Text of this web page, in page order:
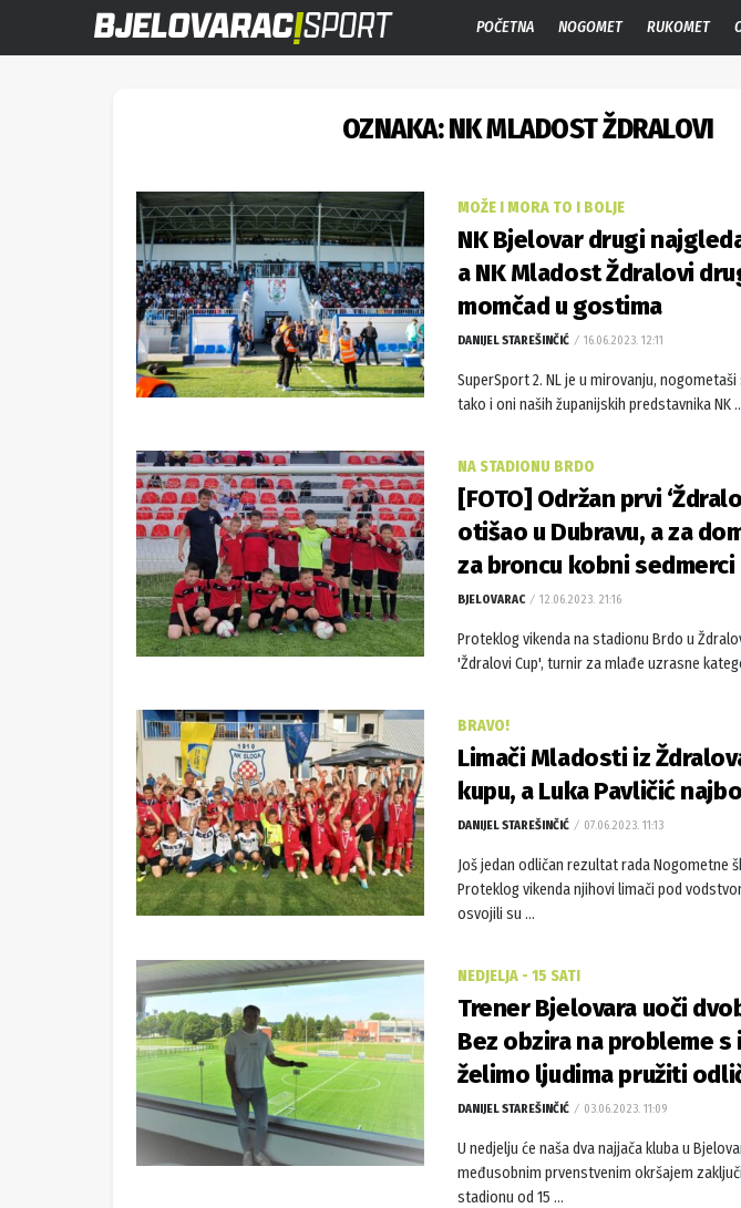
POČETNA NOGOMET RUKOMET
OZNAKA:NK MLADOST ŽDRALOVI
MOŽE I MORA TO I BOLJE
NK Bjelovar drugi
a NK Mladost Ždralovi
momčad u gostima
DANIJEL STAREŠINČIĆ 16.06.2023. 12:11
SuperSport 2. NL je u mirovanju,
tako i oni naših županijskih predstavnika NK
NA STADIONU BRDO
[FOTO] Održan prvi
otišao u Dubravu, a za
za broncu kobni sedmerci
BJELOVARAC 12.06.2023. 21:16
Proteklog vikenda na stadionu Brdo u
'Ždralovi Cup', turnir za mlađe uzrasne
BRAVO!
Limači Mladosti iz
kupu, a Luka Pavličić
DANIJEL STAREŠINČIĆ 07.06.2023. 11:13
Još jedan odličan rezultat rada Nogometne
Proteklog vikenda njihovi limači pod
osvojili su ...
NEDJELJA - 15 SATI
Trener Bjelovara uoči
Bez obzira na probleme
želimo ljudima pružiti
DANIJEL STAREŠINČIĆ 03.06.2023. 11:09
U nedjelju će naša dva najjača kluba u
međusobnim prvenstvenim okršajem
stadionu od 15 ...